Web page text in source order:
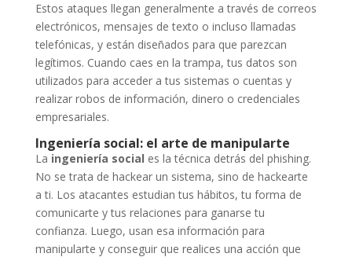
Estos ataques llegan generalmente a través de correos
electrónicos, mensajes de texto o incluso llamadas
telefónicas, y están diseñados para que parezcan
legítimos. Cuando caes en la trampa, tus datos son
utilizados para acceder a tus sistemas o cuentas y
realizar robos de información, dinero o credenciales
empresariales.
Ingeniería social: el arte de manipularte
La ingeniería social es la técnica detrás del phishing.
No se trata de hackear un sistema, sino de hackearte
a ti. Los atacantes estudian tus hábitos, tu forma de
comunicarte y tus relaciones para ganarse tu
confianza. Luego, usan esa información para
manipularte y conseguir que realices una acción que